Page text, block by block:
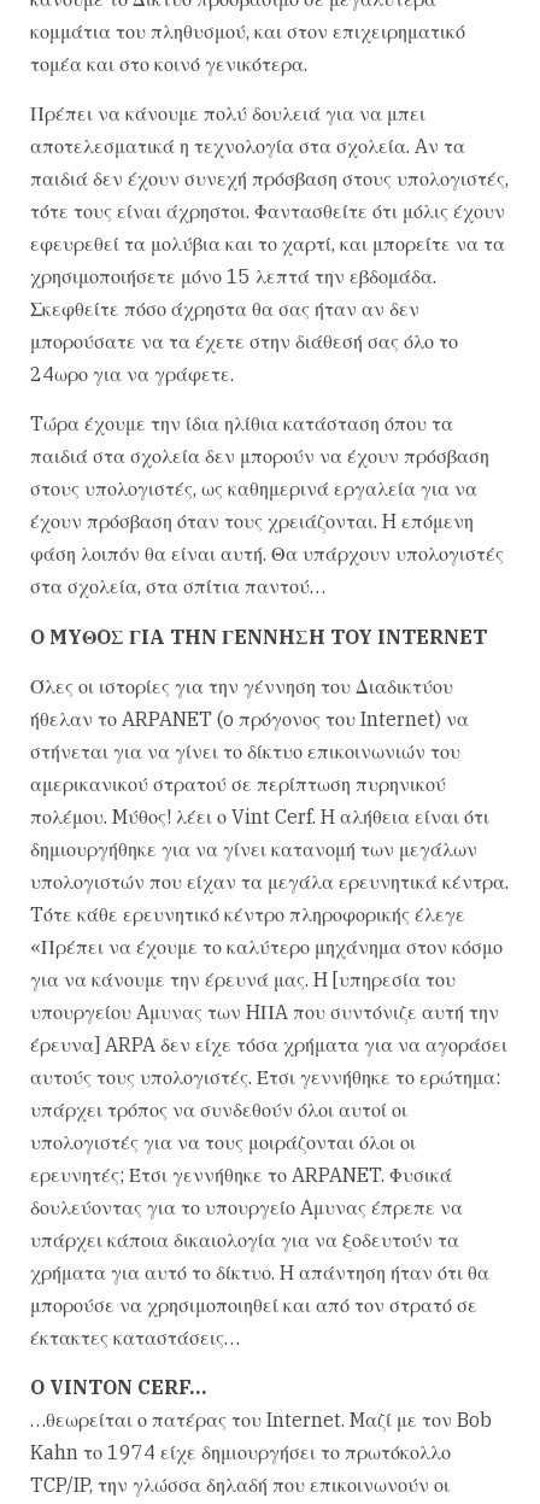
κομμάτια του πληθυσμού, και στον επιχειρηματικό
τομέα και στο κοινό γενικότερα.
Πρέπει να κάνουμε πολύ δουλειά για να μπει
αποτελεσματικά η τεχνολογία στα σχολεία. Aν τα
παιδιά δεν έχουν συνεχή πρόσβαση στους υπολογιστές,
τότε τους είναι άχρηστοι. Φαντασθείτε ότι μόλις έχουν
εφευρεθεί τα μολύβια και το χαρτί, και μπορείτε να τα
χρησιμοποιήσετε μόνο 15 λεπτά την εβδομάδα.
Σκεφθείτε πόσο άχρηστα θα σας ήταν αν δεν
μπορούσατε να τα έχετε στην διάθεσή σας όλο το
24ωρο για να γράφετε.
Tώρα έχουμε την ίδια ηλίθια κατάσταση όπου τα
παιδιά στα σχολεία δεν μπορούν να έχουν πρόσβαση
στους υπολογιστές, ως καθημερινά εργαλεία για να
έχουν πρόσβαση όταν τους χρειάζονται. H επόμενη
φάση λοιπόν θα είναι αυτή. Θα υπάρχουν υπολογιστές
στα σχολεία, στα σπίτια παντού…
O MYΘOΣ ΓIA THN ΓENNHΣH TOY INTERNET
Όλες οι ιστορίες για την γέννηση του Διαδικτύου
ήθελαν το ARPANET (o πρόγονος του Internet) να
στήνεται για να γίνει το δίκτυο επικοινωνιών του
αμερικανικού στρατού σε περίπτωση πυρηνικού
πολέμου. Mύθος! λέει ο Vint Cerf. H αλήθεια είναι ότι
δημιουργήθηκε για να γίνει κατανομή των μεγάλων
υπολογιστών που είχαν τα μεγάλα ερευνητικά κέντρα.
Tότε κάθε ερευνητικό κέντρο πληροφορικής έλεγε
«Πρέπει να έχουμε το καλύτερο μηχάνημα στον κόσμο
για να κάνουμε την έρευνά μας. H [υπηρεσία του
υπουργείου Aμυνας των HΠA που συντόνιζε αυτή την
έρευνα] ARPA δεν είχε τόσα χρήματα για να αγοράσει
αυτούς τους υπολογιστές. Έτσι γεννήθηκε το ερώτημα:
υπάρχει τρόπος να συνδεθούν όλοι αυτοί οι
υπολογιστές για να τους μοιράζονται όλοι οι
ερευνητές; Έτσι γεννήθηκε το ARPANET. Φυσικά
δουλεύοντας για το υπουργείο Aμυνας έπρεπε να
υπάρχει κάποια δικαιολογία για να ξοδευτούν τα
χρήματα για αυτό το δίκτυο. H απάντηση ήταν ότι θα
μπορούσε να χρησιμοποιηθεί και από τον στρατό σε
έκτακτες καταστάσεις…
O VINTON CERF…
…θεωρείται ο πατέρας του Internet. Mαζί με τον Bob
Kahn το 1974 είχε δημιουργήσει το πρωτόκολλο
TCP/IP, την γλώσσα δηλαδή που επικοινωνούν οι